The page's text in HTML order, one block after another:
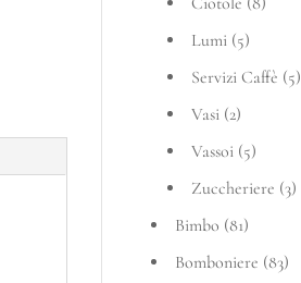
Lumi (5)
Servizi Caffè (5)
Vasi (2)
Vassoi (5)
Zuccheriere (3)
Bimbo (81)
Bomboniere (83)